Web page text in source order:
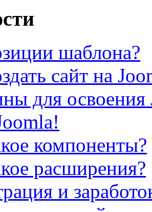
шаблона?
сайт на
для освоения
компоненты?
расширения?
и